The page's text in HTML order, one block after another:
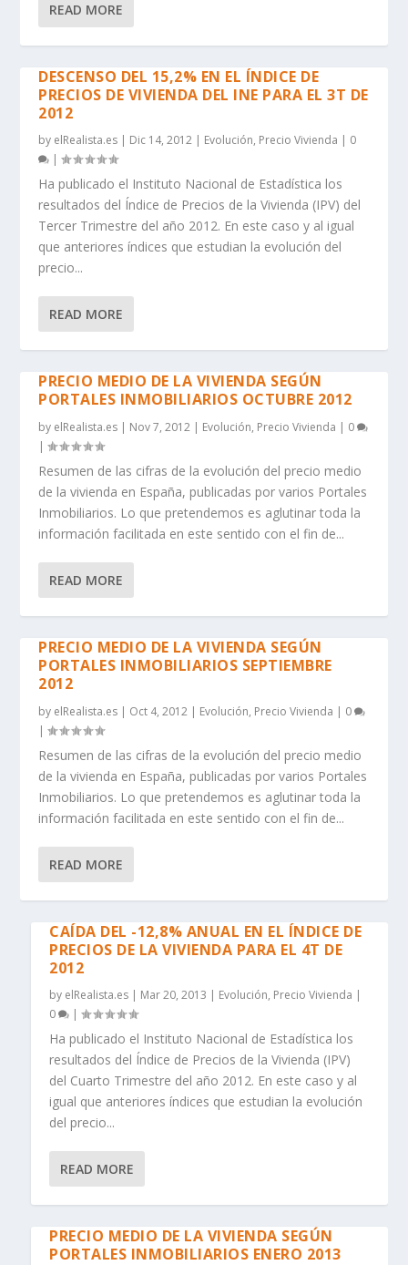
READ MORE
DESCENSO DEL 15,2% EN EL ÍNDICE DE
PRECIOS DE VIVIENDA DEL INE PARA EL 3T DE
2012
by elRealista.es | Dic 14, 2012 | Evolución, Precio Vivienda | 0
|
Ha publicado el Instituto Nacional de Estadística los
resultados del Índice de Precios de la Vivienda (IPV) del
Tercer Trimestre del año 2012. En este caso y al igual
que anteriores índices que estudian la evolución del
precio...
READ MORE
PRECIO MEDIO DE LA VIVIENDA SEGÚN
PORTALES INMOBILIARIOS OCTUBRE 2012
by elRealista.es | Nov 7, 2012 | Evolución, Precio Vivienda | 0
|
Resumen de las cifras de la evolución del precio medio
de la vivienda en España, publicadas por varios Portales
Inmobiliarios. Lo que pretendemos es aglutinar toda la
información facilitada en este sentido con el fin de...
READ MORE
PRECIO MEDIO DE LA VIVIENDA SEGÚN
PORTALES INMOBILIARIOS SEPTIEMBRE
2012
by elRealista.es | Oct 4, 2012 | Evolución, Precio Vivienda | 0
|
Resumen de las cifras de la evolución del precio medio
de la vivienda en España, publicadas por varios Portales
Inmobiliarios. Lo que pretendemos es aglutinar toda la
información facilitada en este sentido con el fin de...
READ MORE
CAÍDA DEL -12,8% ANUAL EN EL ÍNDICE DE
PRECIOS DE LA VIVIENDA PARA EL 4T DE
2012
by elRealista.es | Mar 20, 2013 | Evolución, Precio Vivienda |
0
|
Ha publicado el Instituto Nacional de Estadística los
resultados del Índice de Precios de la Vivienda (IPV)
del Cuarto Trimestre del año 2012. En este caso y al
igual que anteriores índices que estudian la evolución
del precio...
READ MORE
PRECIO MEDIO DE LA VIVIENDA SEGÚN
PORTALES INMOBILIARIOS ENERO 2013